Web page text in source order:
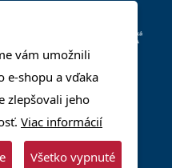
vám umožnili
e-shopu a vďaka
zlepšovali jeho
Viac informácií
Všetko vypnuté